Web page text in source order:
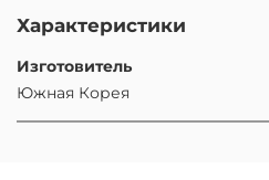
Характеристики
Изготовитель
Южная Корея